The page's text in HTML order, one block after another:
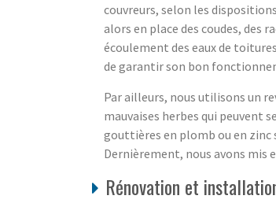
couvreurs, selon les
alors en place des coudes, des
écoulement des eaux de
de garantir son bon
Par ailleurs, nous utilisons un
mauvaises herbes qui peuvent
gouttières en plomb ou en zinc
Dernièrement, nous avons mis
Rénovation et